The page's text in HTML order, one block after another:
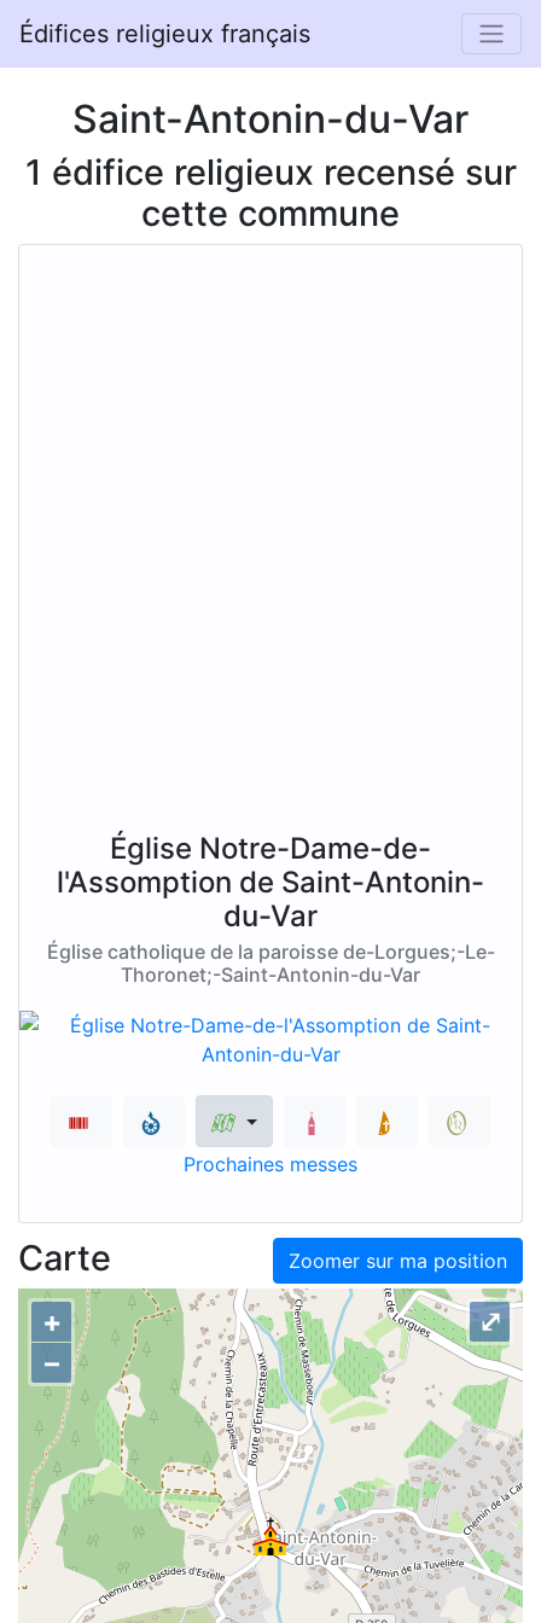
Édifices religieux français
Saint-Antonin-du-Var
1 édifice religieux recensé sur
cette commune
Église Notre-Dame-de-
l'Assomption de Saint-Antonin-
du-Var
Église catholique de la paroisse de-Lorgues;-Le-
Thoronet;-Saint-Antonin-du-Var
Prochaines messes
Zoomer sur ma position
Carte
+
–
⤢